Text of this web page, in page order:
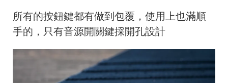
所有的按鈕鍵都有做到包覆，使用上也滿順
手的，只有音源開關鍵採開孔設計